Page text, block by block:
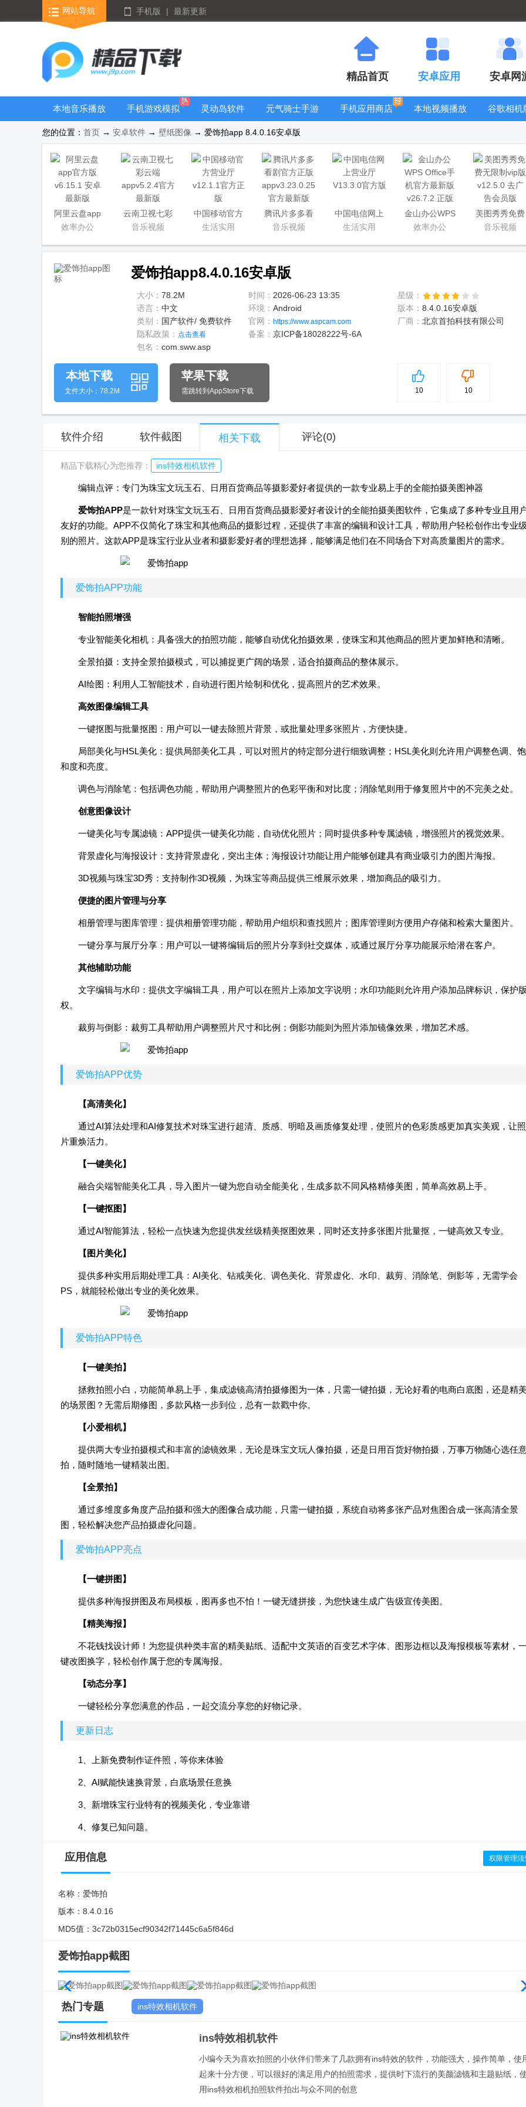
网站导航 手机版 | 最新更新
精品首页 安卓应用 安卓网
本地音乐播放
手机游戏模拟
器安卓版合集
灵动岛软件
元气骑士手游
大全
手机应用商店
本地视频播放
谷歌相机
您的位置： 首页 → 安卓软件 → 壁纸图像 → 爱饰拍app 8.4.0.16安卓版
阿里云盘app
官方版
效率办公
云南卫视七彩
云端app
音乐视频
中国移动官方
营业厅
生活实用
腾讯片多多看
剧官方正版
音乐视频
中国电信网上
营业厅
生活实用
金山办公WPS
Office手机官
效率办公
美图秀秀免费
无限制vip版
音乐视频
爱饰拍app8.4.0.16安卓版
大小： 78.2M 时间： 2026-06-23 13:35
星级：
语言： 中文 环境： Android 版本： 8.4.0.16安卓版
类别： 国产软件/ 免费软件 官网： https://www.aspcam.com 厂商： 北京首拍科技有限公司
隐私政策： 点击查看 备案： 京ICP备18028222号-6A
包名： com.sww.asp
5
10 10
本地下载
文件大小：78.2M
苹果下载
需跳转到AppStore下载
软件介绍 软件截图 相关下载 评论(0)
精品下载精心为您推荐： ins特效相机软件
编辑点评：专门为珠宝文玩玉石、日用百货商品等摄影爱好者提供的一款专业易上手的全能拍摄美图神器
爱饰拍APP是一款针对珠宝文玩玉石、日用百货商品摄影爱好者设计的全能拍摄美图软件，它集成了多种专业且用
友好的功能。APP不仅简化了珠宝和其他商品的摄影过程，还提供了丰富的编辑和设计工具，帮助用户轻松创作出专业
别的照片。这款APP是珠宝行业从业者和摄影爱好者的理想选择，能够满足他们在不同场合下对高质量图片的需求。
爱饰拍APP功能
智能拍照增强
专业智能美化相机：具备强大的拍照功能，能够自动优化拍摄效果，使珠宝和其他商品的照片更加鲜艳和清晰。
全景拍摄：支持全景拍摄模式，可以捕捉更广阔的场景，适合拍摄商品的整体展示。
AI绘图：利用人工智能技术，自动进行图片绘制和优化，提高照片的艺术效果。
高效图像编辑工具
一键抠图与批量抠图：用户可以一键去除照片背景，或批量处理多张照片，方便快捷。
局部美化与HSL美化：提供局部美化工具，可以对照片的特定部分进行细致调整；HSL美化则允许用户调整色调、饱
和度和亮度。
调色与消除笔：包括调色功能，帮助用户调整照片的色彩平衡和对比度；消除笔则用于修复照片中的不完美之处。
创意图像设计
一键美化与专属滤镜：APP提供一键美化功能，自动优化照片；同时提供多种专属滤镜，增强照片的视觉效果。
背景虚化与海报设计：支持背景虚化，突出主体；海报设计功能让用户能够创建具有商业吸引力的图片海报。
3D视频与珠宝3D秀：支持制作3D视频，为珠宝等商品提供三维展示效果，增加商品的吸引力。
便捷的图片管理与分享
相册管理与图库管理：提供相册管理功能，帮助用户组织和查找照片；图库管理则方便用户存储和检索大量图片。
一键分享与展厅分享：用户可以一键将编辑后的照片分享到社交媒体，或通过展厅分享功能展示给潜在客户。
其他辅助功能
文字编辑与水印：提供文字编辑工具，用户可以在照片上添加文字说明；水印功能则允许用户添加品牌标识，保护
权。
裁剪与倒影：裁剪工具帮助用户调整照片尺寸和比例；倒影功能则为照片添加镜像效果，增加艺术感。
爱饰拍APP优势
【高清美化】
通过AI算法处理和AI修复技术对珠宝进行超清、质感、明暗及画质修复处理，使照片的色彩质感更加真实美观，让照
片重焕活力。
【一键美化】
融合尖端智能美化工具，导入图片一键为您自动全能美化，生成多款不同风格精修美图，简单高效易上手。
【一键抠图】
通过AI智能算法，轻松一点快速为您提供发丝级精美抠图效果，同时还支持多张图片批量抠，一键高效又专业。
【图片美化】
提供多种实用后期处理工具：AI美化、钻戒美化、调色美化、背景虚化、水印、裁剪、消除笔、倒影等，无需学会
PS，就能轻松做出专业的美化效果。
爱饰拍APP特色
【一键美拍】
拯救拍照小白，功能简单易上手，集成滤镜高清拍摄修图为一体，只需一键拍摄，无论好看的电商白底图，还是精
的场景图？无需后期修图，多款风格一步到位，总有一款戳中你。
【小爱相机】
提供两大专业拍摄模式和丰富的滤镜效果，无论是珠宝文玩人像拍摄，还是日用百货好物拍摄，万事万物随心选任
拍，随时随地一键精装出图。
【全景拍】
通过多维度多角度产品拍摄和强大的图像合成功能，只需一键拍摄，系统自动将多张产品对焦图合成一张高清全景
图，轻松解决您产品拍摄虚化问题。
爱饰拍APP亮点
【一键拼图】
提供多种海报拼图及布局模板，图再多也不怕！一键无缝拼接，为您快速生成广告级宣传美图。
【精美海报】
不花钱找设计师！为您提供种类丰富的精美贴纸、适配中文英语的百变艺术字体、图形边框以及海报模板等素材，
键改图换字，轻松创作属于您的专属海报。
【动态分享】
一键轻松分享您满意的作品，一起交流分享您的好物记录。
更新日志
1、上新免费制作证件照，等你来体验
2、AI赋能快速换背景，白底场景任意换
3、新增珠宝行业特有的视频美化，专业靠谱
4、修复已知问题。
应用信息 权限管理须
名称： 爱饰拍
版本： 8.4.0.16
MD5值： 3c72b0315ecf90342f71445c6a5f846d
爱饰拍app截图
热门专题 ins特效相机软件
ins特效相机软件
小编今天为喜欢拍照的小伙伴们带来了几款拥有ins特效的软件，功能强大，操作简单，使
起来十分方便，可以很好的满足用户的拍照需求，提供时下流行的美颜滤镜和主题贴纸，
用ins特效相机拍照软件拍出与众不同的创意